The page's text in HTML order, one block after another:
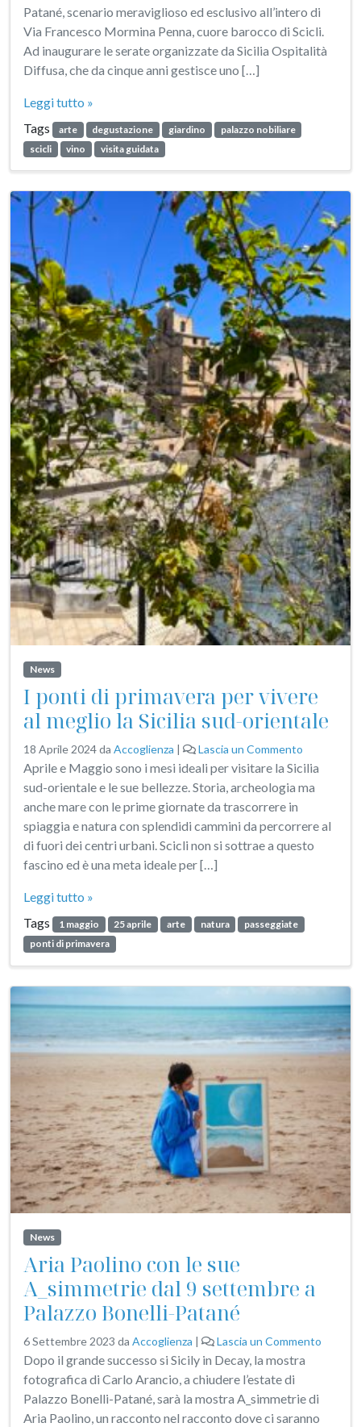
Patané, scenario meraviglioso ed esclusivo all’intero di
Via Francesco Mormina Penna, cuore barocco di Scicli.
Ad inaugurare le serate organizzate da Sicilia Ospitalità
Diffusa, che da cinque anni gestisce uno […]
Leggi tutto »
Tags
arte degustazione giardino
palazzo nobiliare
scicli
vino visita guidata
News
I ponti di primavera per vivere
al meglio la Sicilia sud-orientale
18 Aprile 2024da Accoglienza | Lascia un Commento
Aprile e Maggio sono i mesi ideali per visitare la Sicilia
sud-orientale e le sue bellezze. Storia, archeologia ma
anche mare con le prime giornate da trascorrere in
spiaggia e natura con splendidi cammini da percorrere al
di fuori dei centri urbani. Scicli non si sottrae a questo
fascino ed è una meta ideale per […]
Leggi tutto »
Tags
1 maggio 25 aprile arte natura
passeggiate
ponti di primavera
News
Aria Paolino con le sue
A_simmetrie dal 9 settembre a
Palazzo Bonelli-Patané
6 Settembre 2023 da Accoglienza | Lascia un Commento
Dopo il grande successo si Sicily in Decay, la mostra
fotografica di Carlo Arancio, a chiudere l’estate di
Palazzo Bonelli-Patané, sarà la mostra A_simmetrie di
Aria Paolino, un racconto nel racconto dove ci saranno